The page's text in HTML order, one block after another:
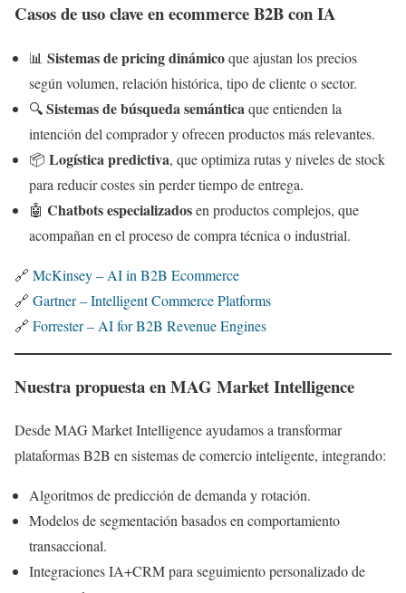
Casos de uso clave en ecommerce B2B con IA
📊 Sistemas de pricing dinámicoque ajustan los precios
según volumen, relación histórica, tipo de cliente o sector.
🔍Sistemas de búsqueda semánticaque entienden la
intención del comprador y ofrecen productos más relevantes.
📦 Logística predictiva, que optimiza rutas y niveles de stock
para reducir costes sin perder tiempo de entrega.
🤖 Chatbots especializadosen productos complejos, que
acompañan en el proceso de compra técnica o industrial.
🔗 McKinsey – AI in B2B Ecommerce
🔗 Gartner – Intelligent Commerce Platforms
🔗 Forrester – AI for B2B Revenue Engines
Nuestra propuesta en MAG Market Intelligence
Desde MAG Market Intelligence ayudamos a transformar
plataformas B2B en sistemas de comercio inteligente, integrando:
Algoritmos de predicción de demanda y rotación.
Modelos de segmentación basados en comportamiento
transaccional.
Integraciones IA+CRM para seguimiento personalizado de